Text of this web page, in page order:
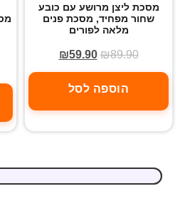
מסכת ליצן מרושע עם כובע
שחור מפחיד, מסכת פנים
מלאה לפורים
₪89.90
₪59.90
הוספה לסל